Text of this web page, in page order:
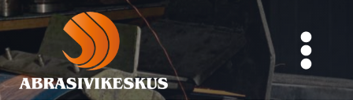
Siirry
sisältöön